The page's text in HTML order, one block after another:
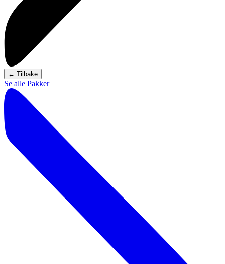
← Tilbake
Se alle Pakker